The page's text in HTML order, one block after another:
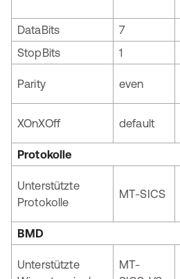
DataBits
7
StopBits
1
Parity even
XOnXOff default
Protokolle
Unterstützte
Protokolle
MT-SICS
BMD
Unterstützte
MT-